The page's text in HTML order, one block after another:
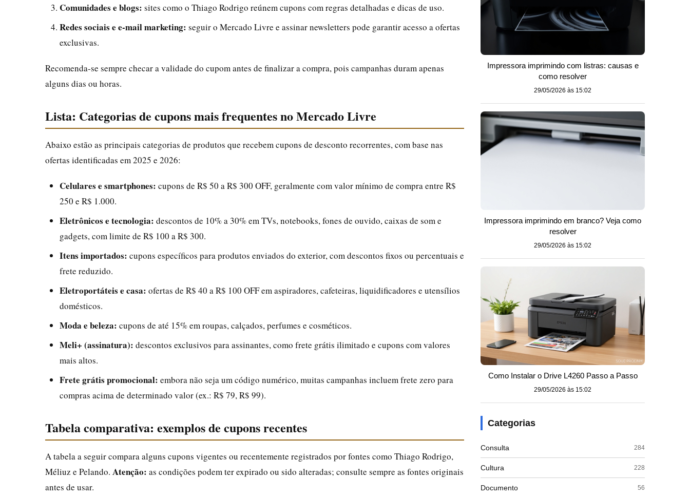
Comunidades e blogs: sites como o Thiago Rodrigo reúnem cupons com regras detalhadas e dicas de uso.
Redes sociais e e-mail marketing: seguir o Mercado Livre e assinar newsletters pode garantir acesso a ofertas
exclusivas.
Recomenda-se sempre checar a validade do cupom antes de finalizar a compra, pois campanhas duram apenas
alguns dias ou horas.
Lista: Categorias de cupons mais frequentes no Mercado Livre
Abaixo estão as principais categorias de produtos que recebem cupons de desconto recorrentes, com base nas
ofertas identificadas em 2025 e 2026:
Celulares e smartphones: cupons de R$ 50 a R$ 300 OFF, geralmente com valor mínimo de compra entre R$
250 e R$ 1.000.
Eletrônicos e tecnologia: descontos de 10% a 30% em TVs, notebooks, fones de ouvido, caixas de som e
gadgets, com limite de R$ 100 a R$ 300.
Itens importados: cupons específicos para produtos enviados do exterior, com descontos fixos ou percentuais e
frete reduzido.
Eletroportáteis e casa: ofertas de R$ 40 a R$ 100 OFF em aspiradores, cafeteiras, liquidificadores e utensílios
domésticos.
Moda e beleza: cupons de até 15% em roupas, calçados, perfumes e cosméticos.
Meli+ (assinatura): descontos exclusivos para assinantes, como frete grátis ilimitado e cupons com valores
mais altos.
Frete grátis promocional: embora não seja um código numérico, muitas campanhas incluem frete zero para
compras acima de determinado valor (ex.: R$ 79, R$ 99).
Tabela comparativa: exemplos de cupons recentes
A tabela a seguir compara alguns cupons vigentes ou recentemente registrados por fontes como Thiago Rodrigo,
Méliuz e Pelando. Atenção: as condições podem ter expirado ou sido alteradas; consulte sempre as fontes originais
antes de usar.
Impressora imprimindo com listras: causas e
como resolver
29/05/2026 às 15:02
Impressora imprimindo em branco? Veja como
resolver
29/05/2026 às 15:02
Como Instalar o Drive L4260 Passo a Passo
29/05/2026 às 15:02
Categorias
Consulta 284
Cultura 228
Documento 56